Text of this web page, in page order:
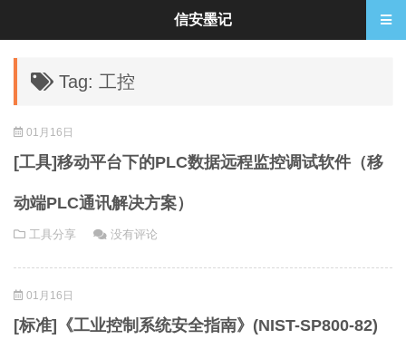
Tag: 工控
01月16日
[工具]移动平台下的PLC数据远程监控调试软件（移
动端PLC通讯解决方案）
工具分享 没有评论
01月16日
[标准]《工业控制系统安全指南》(NIST-SP800-82)
信安墨记